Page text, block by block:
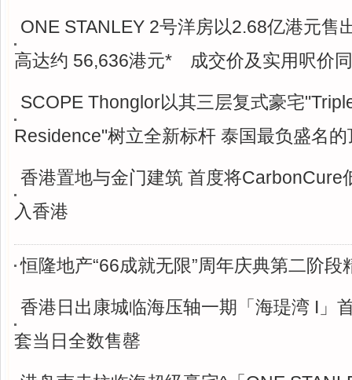
ONE STANLEY 2号洋房以2.68亿港元
高达约 56,636港元* 成交价及实用呎价
SCOPE Thonglor以其三层复式豪宅
Residence"树立全新标杆 泰国最负盛名
香港置地与金门建筑 首度将CarbonCure
入香港
恒隆地产“66成就无限”周年庆典第二阶段
香港日出康城临海压轴一期「海瑅湾 I」
套当日全数售罄